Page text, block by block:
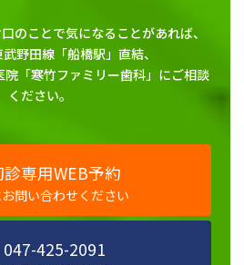
のことで気になることがあれば、
野田線「船橋駅」直結、
「寒竹ファミリー歯科」にご相談
ください。
診専用WEB予約
問い合わせください
047-425-2091